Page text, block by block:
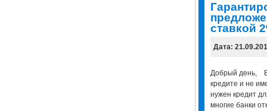
ставкой
Дата:
Добрый день,
кредите и не
нужен кредит
многие банки